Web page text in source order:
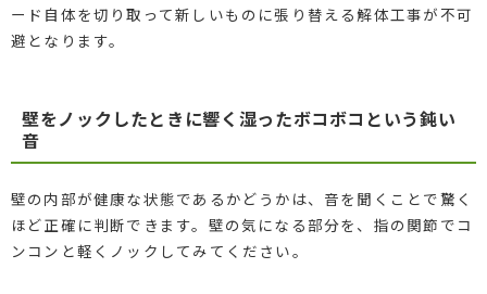
ード自体を切り取って新しいものに張り替える解体工事が不可
避となります。
壁をノックしたときに響く湿ったボコボコという鈍い
音
壁の内部が健康な状態であるかどうかは、音を聞くことで驚く
ほど正確に判断できます。壁の気になる部分を、指の関節でコ
ンコンと軽くノックしてみてください。